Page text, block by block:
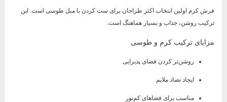
فرش کرم اولین انتخاب اکثر طراحان برای ست کردن با مبل طوسی است. این
ترکیب روشن، جذاب و بسیار هماهنگ است.
مزایای ترکیب کرم و طوسی
روشن‌تر کردن فضای پذیرایی
ایجاد تضاد ملایم
مناسب برای فضاهای کم‌نور